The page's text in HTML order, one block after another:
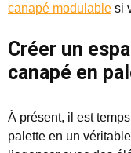
canapé modulable si
Créer un
canapé en
À présent, il est
palette en un